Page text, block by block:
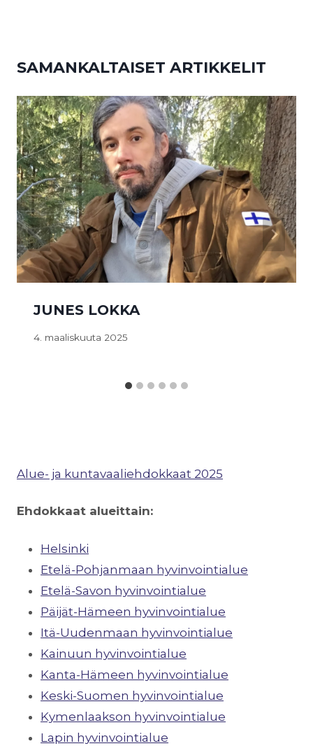
SAMANKALTAISET ARTIKKELIT
JUNES LOKKA
4. maaliskuuta 2025
Alue- ja kuntavaaliehdokkaat 2025
Ehdokkaat alueittain:
Helsinki
Etelä-Pohjanmaan hyvinvointialue
Etelä-Savon hyvinvointialue
Päijät-Hämeen hyvinvointialue
Itä-Uudenmaan hyvinvointialue
Kainuun hyvinvointialue
Kanta-Hämeen hyvinvointialue
Keski-Suomen hyvinvointialue
Kymenlaakson hyvinvointialue
Lapin hyvinvointialue